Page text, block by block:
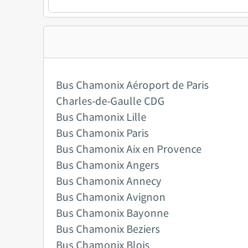
Bus Chamonix Aéroport de Paris
Charles-de-Gaulle CDG
Bus Chamonix Lille
Bus Chamonix Paris
Bus Chamonix Aix en Provence
Bus Chamonix Angers
Bus Chamonix Annecy
Bus Chamonix Avignon
Bus Chamonix Bayonne
Bus Chamonix Beziers
Bus Chamonix Blois